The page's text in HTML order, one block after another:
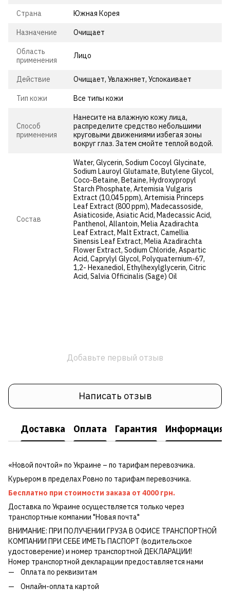
Страна Южная Корея
Назначение Очищает
Область
применения
Лицо
Действие Очищает, Увлажняет, Успокаивает
Тип кожи Все типы кожи
Способ
применения
Нанесите на влажную кожу лица,
распределите средство небольшими
круговыми движениями избегая зоны
вокруг глаз. Затем смойте теплой водой.
Состав
Water, Glycerin, Sodium Cocoyl Glycinate,
Sodium Lauroyl Glutamate, Butylene Glycol,
Coco-Betaine, Betaine, Hydroxypropyl
Starch Phosphate, Artemisia Vulgaris
Extract (10,045 ppm), Artemisia Princeps
Leaf Extract (800 ppm), Madecassoside,
Asiaticoside, Asiatic Acid, Madecassic Acid,
Panthenol, Allantoin, Melia Azadirachta
Leaf Extract, Malt Extract, Camellia
Sinensis Leaf Extract, Melia Azadirachta
Flower Extract, Sodium Chloride, Aspartic
Acid, Caprylyl Glycol, Polyquaternium-67,
1,2- Hexanediol, Ethylhexylglycerin, Citric
Acid, Salvia Officinalis (Sage) Oil
Добавьте первый отзыв
Написать отзыв
Доставка Оплата Гарантия Информация
«Новой почтой» по Украине – по тарифам перевозчика.
Курьером в пределах Ровно по тарифам перевозчика.
Бесплатно при стоимости заказа от 4000 грн.
Доставка по Украине осуществляется только через
транспортные компании "Новая почта"
ВНИМАНИЕ: ПРИ ПОЛУЧЕНИИ ГРУЗА В ОФИСЕ ТРАНСПОРТНОЙ
КОМПАНИИ ПРИ СЕБЕ ИМЕТЬ ПАСПОРТ (водительское
удостоверение) и номер транспортной ДЕКЛАРАЦИИ!
Номер транспортной декларации предоставляется нами
Оплата по реквизитам
Онлайн-оплата картой